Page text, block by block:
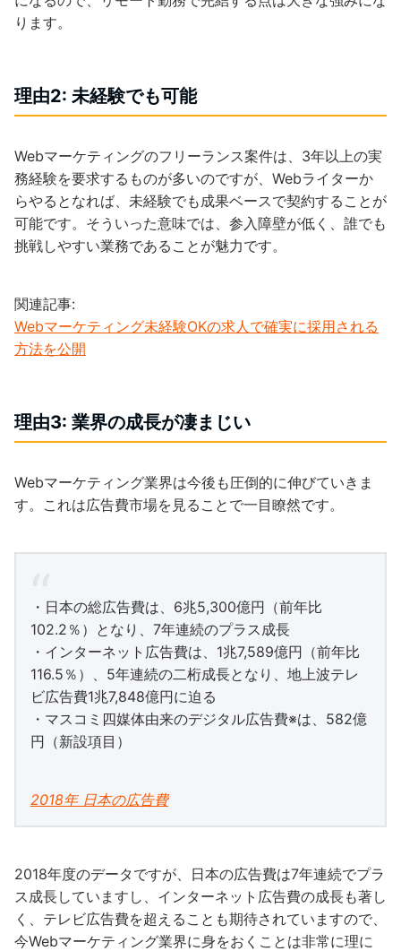
ります。
理由2: 未経験でも可能
Webマーケティングのフリーランス案件は、3年以上の実
務経験を要求するものが多いのですが、Webライターか
らやるとなれば、未経験でも成果ベースで契約することが
可能です。そういった意味では、参入障壁が低く、誰でも
挑戦しやすい業務であることが魅力です。
関連記事:
Webマーケティング未経験OKの求人で確実に採用される
方法を公開
理由3: 業界の成長が凄まじい
Webマーケティング業界は今後も圧倒的に伸びていきま
す。これは広告費市場を見ることで一目瞭然です。
・日本の総広告費は、6兆5,300億円（前年比
102.2％）となり、7年連続のプラス成長
・インターネット広告費は、1兆7,589億円（前年比
116.5％）、5年連続の二桁成長となり、地上波テレ
ビ広告費1兆7,848億円に迫る
・マスコミ四媒体由来のデジタル広告費※は、582億
円（新設項目）
2018年 日本の広告費
2018年度のデータですが、日本の広告費は7年連続でプラ
ス成長していますし、インターネット広告費の成長も著し
く、テレビ広告費を超えることも期待されていますので、
今Webマーケティング業界に身をおくことは非常に理に